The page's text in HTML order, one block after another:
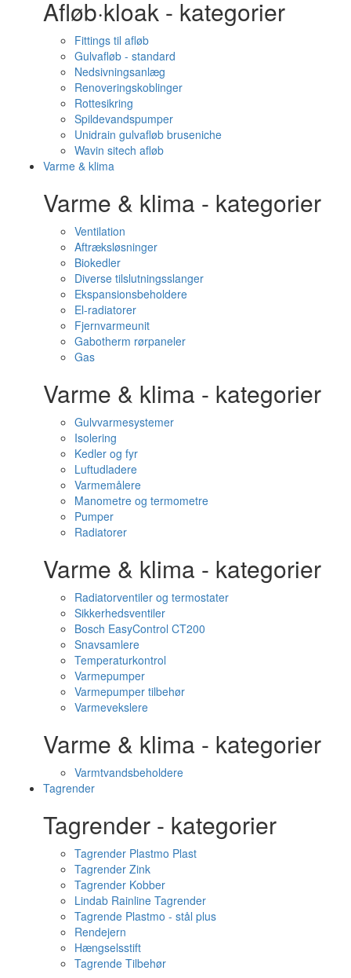
Afløb·kloak - kategorier
Fittings til afløb
Gulvafløb - standard
Nedsivningsanlæg
Renoveringskoblinger
Rottesikring
Spildevandspumper
Unidrain gulvafløb bruseniche
Wavin sitech afløb
Varme & klima
Varme & klima - kategorier
Ventilation
Aftræksløsninger
Biokedler
Diverse tilslutningsslanger
Ekspansionsbeholdere
El-radiatorer
Fjernvarmeunit
Gabotherm rørpaneler
Gas
Varme & klima - kategorier
Gulvvarmesystemer
Isolering
Kedler og fyr
Luftudladere
Varmemålere
Manometre og termometre
Pumper
Radiatorer
Varme & klima - kategorier
Radiatorventiler og termostater
Sikkerhedsventiler
Bosch EasyControl CT200
Snavsamlere
Temperaturkontrol
Varmepumper
Varmepumper tilbehør
Varmevekslere
Varme & klima - kategorier
Varmtvandsbeholdere
Tagrender
Tagrender - kategorier
Tagrender Plastmo Plast
Tagrender Zink
Tagrender Kobber
Lindab Rainline Tagrender
Tagrende Plastmo - stål plus
Rendejern
Hængselsstift
Tagrende Tilbehør